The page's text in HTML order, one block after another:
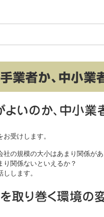
受けします。
の規模の大小はあまり関係があ
り関係ないといえるか？
します。